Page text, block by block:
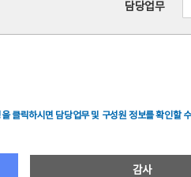
담당업무
클릭하시면 담당업무 및 구성원 정보를 확인할
감사